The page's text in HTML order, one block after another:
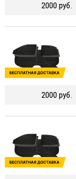
2000 руб.
2000 руб.